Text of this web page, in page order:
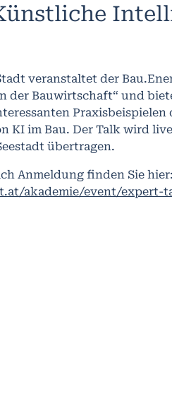
veranstaltet der
der Bauwirtschaft“ und
KI im Bau. Der Talk wird
übertragen.
Anmeldung finden Sie
akademie/event/expert-